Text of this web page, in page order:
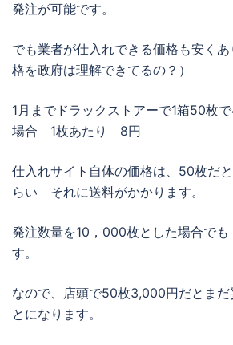
発注が可能です。
でも業者が仕入れできる価格も安く
格を政府は理解できてるの？）
1月までドラックストアーで1箱50枚
場合 1枚あたり 8円
仕入れサイト自体の価格は、50枚だ
らい それに送料がかかります。
発注数量を10，000枚とした場合で
す。
なので、店頭で50枚3,000円だとまだ
とになります。